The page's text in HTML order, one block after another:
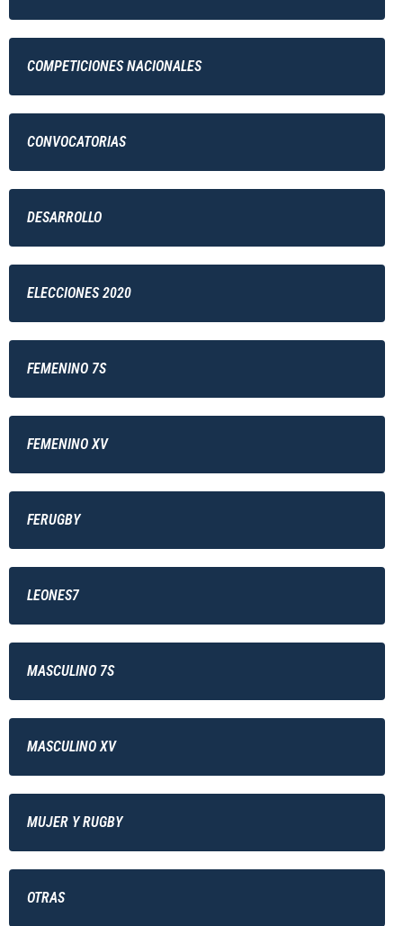
COMPETICIONES NACIONALES
CONVOCATORIAS
DESARROLLO
ELECCIONES 2020
FEMENINO 7S
FEMENINO XV
FERUGBY
LEONES7
MASCULINO 7S
MASCULINO XV
MUJER Y RUGBY
OTRAS